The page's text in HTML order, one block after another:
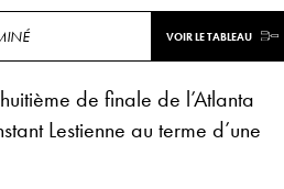
VOIR LE TABLEAU
de finale de l’Atlanta
Lestienne au terme d’une